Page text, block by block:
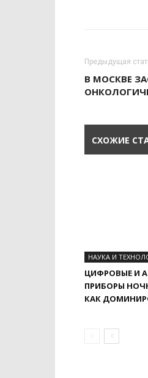
Предыдущая
В МОСКВЕ
СХОЖИЕ
НАУКА И
ЦИФРОВЫЕ И
ПРИБОРЫ
КАК